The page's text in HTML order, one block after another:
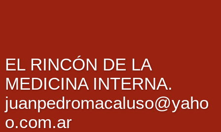
EL RINCÓN DE LA
MEDICINA INTERNA.
juanpedromacaluso@yaho
o.com.ar